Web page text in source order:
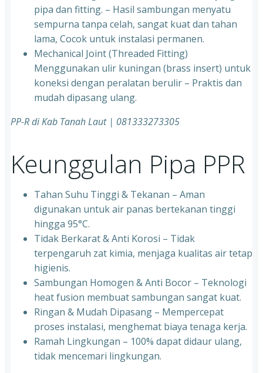
pipa dan fitting. – Hasil sambungan menyatu
sempurna tanpa celah, sangat kuat dan tahan
lama, Cocok untuk instalasi permanen.
⁠Mechanical Joint (Threaded Fitting)
Menggunakan ulir kuningan (brass insert) untuk
koneksi dengan peralatan berulir – Praktis dan
mudah dipasang ulang.
PP-R di Kab Tanah Laut | 081333273305
Keunggulan Pipa PPR
Tahan Suhu Tinggi & Tekanan – Aman
digunakan untuk air panas bertekanan tinggi
hingga 95°C.
⁠Tidak Berkarat & Anti Korosi – Tidak
terpengaruh zat kimia, menjaga kualitas air tetap
higienis.
⁠Sambungan Homogen & Anti Bocor – Teknologi
heat fusion membuat sambungan sangat kuat.
⁠Ringan & Mudah Dipasang – Mempercepat
proses instalasi, menghemat biaya tenaga kerja.
⁠Ramah Lingkungan – 100% dapat didaur ulang,
tidak mencemari lingkungan.